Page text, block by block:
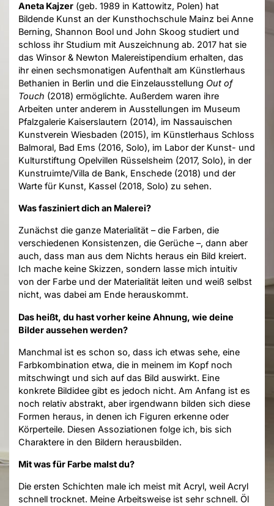
Aneta Kajzer (geb. 1989 in Kattowitz, Polen) hat
Bildende Kunst an der Kunsthochschule Mainz bei Anne
Berning, Shannon Bool und John Skoog studiert und
schloss ihr Studium mit Auszeichnung ab. 2017 hat sie
das Winsor & Newton Malereistipendium erhalten, das
ihr einen sechsmonatigen Aufenthalt am Künstlerhaus
Bethanien in Berlin und die Einzelausstellung Out of
Touch (2018) ermöglichte. Außerdem waren ihre
Arbeiten unter anderem in Ausstellungen im Museum
Pfalzgalerie Kaiserslautern (2014), im Nassauischen
Kunstverein Wiesbaden (2015), im Künstlerhaus Schloss
Balmoral, Bad Ems (2016, Solo), im Labor der Kunst- und
Kulturstiftung Opelvillen Rüsselsheim (2017, Solo), in der
Kunstruimte/Villa de Bank, Enschede (2018) und der
Warte für Kunst, Kassel (2018, Solo) zu sehen.
Was fasziniert dich an Malerei?
Zunächst die ganze Materialität – die Farben, die
verschiedenen Konsistenzen, die Gerüche –, dann aber
auch, dass man aus dem Nichts heraus ein Bild kreiert.
Ich mache keine Skizzen, sondern lasse mich intuitiv
von der Farbe und der Materialität leiten und weiß selbst
nicht, was dabei am Ende herauskommt.
Das heißt, du hast vorher keine Ahnung, wie deine
Bilder aussehen werden?
Manchmal ist es schon so, dass ich etwas sehe, eine
Farbkombination etwa, die in meinem im Kopf noch
mitschwingt und sich auf das Bild auswirkt. Eine
konkrete Bildidee gibt es jedoch nicht. Am Anfang ist es
noch relativ abstrakt, aber irgendwann bilden sich diese
Formen heraus, in denen ich Figuren erkenne oder
Körperteile. Diesen Assoziationen folge ich, bis sich
Charaktere in den Bildern herausbilden.
Mit was für Farbe malst du?
Die ersten Schichten male ich meist mit Acryl, weil Acryl
schnell trocknet. Meine Arbeitsweise ist sehr schnell. Öl